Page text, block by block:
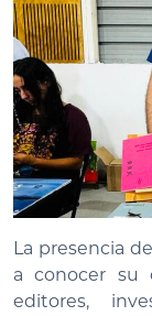
La presencia
a conocer su
editores,